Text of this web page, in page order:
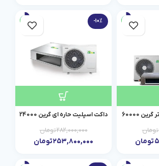
60000
تومان
تومان
-10%
داکت اسپلیت حاره ای گرین 24000
۲۸۲,۰۰۰,۰۰۰تومان
۲۵۳,۸۰۰,۰۰۰تومان